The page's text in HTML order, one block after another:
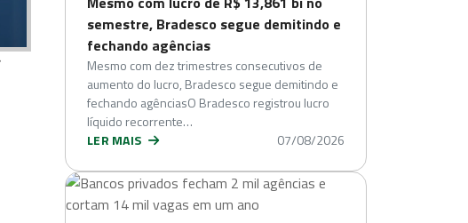
semestre, Bradesco segue demitindo e
fechando agências
Mesmo com dez trimestres consecutivos de
aumento do lucro, Bradesco segue demitindo e
fechando agênciasO Bradesco registrou lucro
líquido recorrente…
LER MAIS
07/08/2026